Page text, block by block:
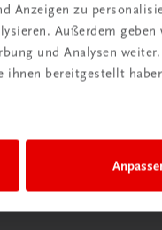
Anzeigen zu
Außerdem
und Analysen
ihnen bereitgestellt